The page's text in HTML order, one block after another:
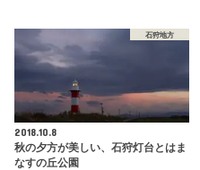
石狩地方
2018.10.8
秋の夕方が美しい、石狩灯台とはま
なすの丘公園